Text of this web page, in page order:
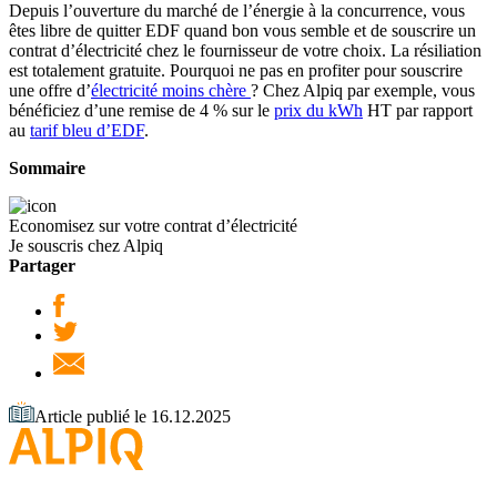
Depuis l’ouverture du marché de l’énergie à la concurrence, vous
êtes libre de quitter EDF quand bon vous semble et de souscrire un
contrat d’électricité chez le fournisseur de votre choix. La résiliation
est totalement gratuite. Pourquoi ne pas en profiter pour souscrire
une offre d’électricité moins chère ? Chez Alpiq par exemple, vous
bénéficiez d’une remise de 4 % sur le prix du kWh HT par rapport
au tarif bleu d’EDF.
Sommaire
Economisez sur votre contrat d’électricité
Je souscris chez Alpiq
Partager
Article publié le 16.12.2025